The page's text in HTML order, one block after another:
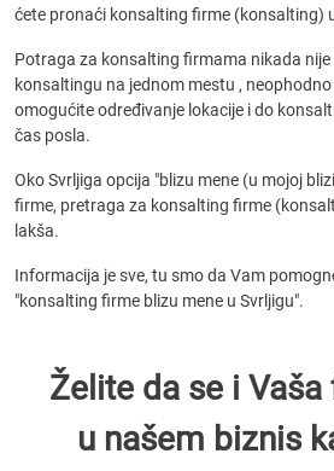
ćete pronaći konsalting firme (konsalting)
Potraga za konsalting firmama nikada
konsaltingu na jednom mestu ,
omogućite određivanje lokacije i do
čas posla.
Oko Svrljiga opcija "blizu mene (u mojoj
firme, pretraga za konsalting firme
lakša.
Informacija je sve, tu smo da Vam
"konsalting firme blizu mene u Svrljigu".
Želite da se i
u našem biznis